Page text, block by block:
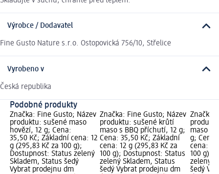
Výrobce / Dodavatel
Fine Gusto Nature s.r.o. Ostopovická 756/10, Střelice
Vyrobeno v
Česká republika
Podobné produkty
Značka: Fine Gusto; Název
produktu: sušené maso
hovězí, 12 g; Cena:
35,50 Kč; Základní cena: 12
g (295,83 Kč za 100 g);
Dostupnost: Status zelený
Skladem, Status šedý
Vybrat prodejnu dm
Značka: Fine Gusto; Název
produktu: sušené krůtí
maso s BBQ příchutí, 12 g;
Cena: 35,50 Kč; Základní
cena: 12 g (295,83 Kč za
100 g); Dostupnost: Status
zelený Skladem, Status
šedý Vybrat prodejnu dm
Značka:
maso s
g; Cena:
cena: 12
100 g);
zelený
šedý